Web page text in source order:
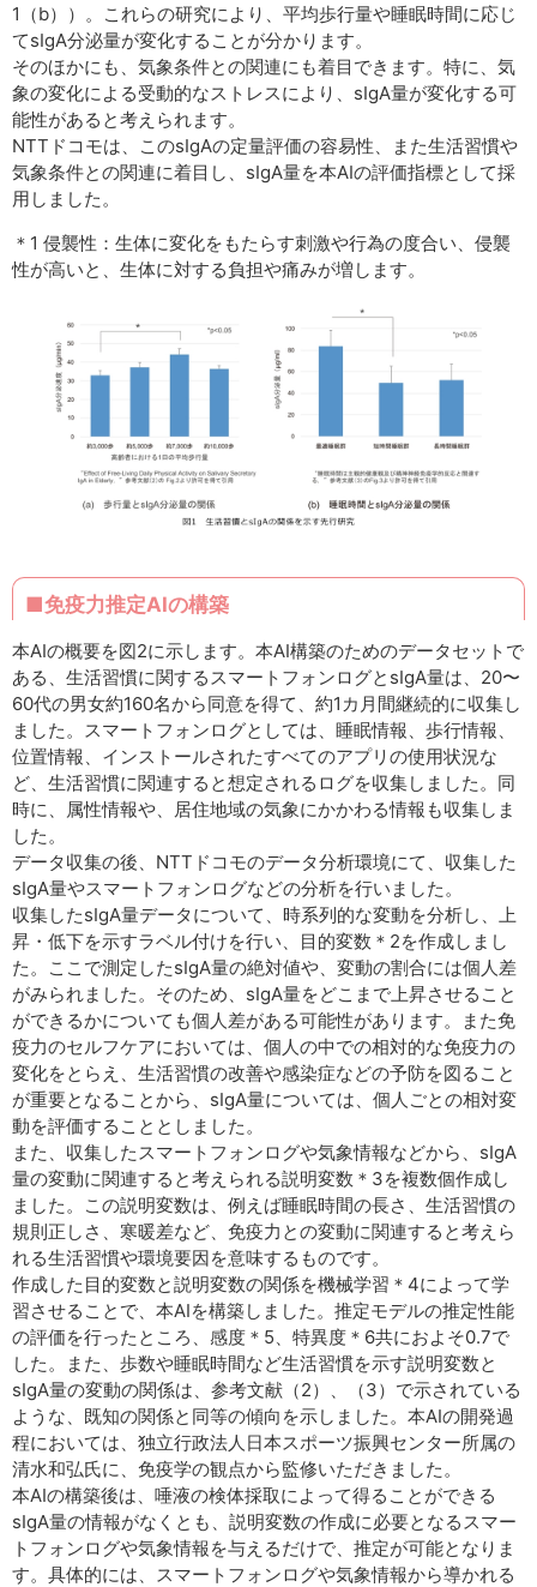
1（b））。これらの研究により、平均歩行量や睡眠時間に応じ
てsIgA分泌量が変化することが分かります。
そのほかにも、気象条件との関連にも着目できます。特に、気
象の変化による受動的なストレスにより、sIgA量が変化する可
能性があると考えられます。
NTTドコモは、このsIgAの定量評価の容易性、また生活習慣や
気象条件との関連に着目し、sIgA量を本AIの評価指標として採
用しました。
＊1 侵襲性：生体に変化をもたらす刺激や行為の度合い、侵襲
性が高いと、生体に対する負担や痛みが増します。
■免疫力推定AIの構築
本AIの概要を図2に示します。本AI構築のためのデータセットで
ある、生活習慣に関するスマートフォンログとsIgA量は、20〜
60代の男女約160名から同意を得て、約1カ月間継続的に収集し
ました。スマートフォンログとしては、睡眠情報、歩行情報、
位置情報、インストールされたすべてのアプリの使用状況な
ど、生活習慣に関連すると想定されるログを収集しました。同
時に、属性情報や、居住地域の気象にかかわる情報も収集しま
した。
データ収集の後、NTTドコモのデータ分析環境にて、収集した
sIgA量やスマートフォンログなどの分析を行いました。
収集したsIgA量データについて、時系列的な変動を分析し、上
昇・低下を示すラベル付けを行い、目的変数＊2を作成しまし
た。ここで測定したsIgA量の絶対値や、変動の割合には個人差
がみられました。そのため、sIgA量をどこまで上昇させること
ができるかについても個人差がある可能性があります。また免
疫力のセルフケアにおいては、個人の中での相対的な免疫力の
変化をとらえ、生活習慣の改善や感染症などの予防を図ること
が重要となることから、sIgA量については、個人ごとの相対変
動を評価することとしました。
また、収集したスマートフォンログや気象情報などから、sIgA
量の変動に関連すると考えられる説明変数＊3を複数個作成し
ました。この説明変数は、例えば睡眠時間の長さ、生活習慣の
規則正しさ、寒暖差など、免疫力との変動に関連すると考えら
れる生活習慣や環境要因を意味するものです。
作成した目的変数と説明変数の関係を機械学習＊4によって学
習させることで、本AIを構築しました。推定モデルの推定性能
の評価を行ったところ、感度＊5、特異度＊6共におよそ0.7で
した。また、歩数や睡眠時間など生活習慣を示す説明変数と
sIgA量の変動の関係は、参考文献（2）、（3）で示されている
ような、既知の関係と同等の傾向を示しました。本AIの開発過
程においては、独立行政法人日本スポーツ振興センター所属の
清水和弘氏に、免疫学の観点から監修いただきました。
本AIの構築後は、唾液の検体採取によって得ることができる
sIgA量の情報がなくとも、説明変数の作成に必要となるスマー
トフォンログや気象情報を与えるだけで、推定が可能となりま
す。具体的には、スマートフォンログや気象情報から導かれる